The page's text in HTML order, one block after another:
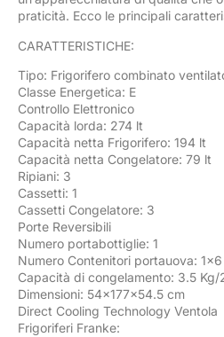
praticità. Ecco le principali
CARATTERISTICHE:
Tipo: Frigorifero combinato
Classe Energetica: E
Controllo Elettronico
Capacità lorda: 274 lt
Capacità netta Frigorifero: 194 lt
Capacità netta Congelatore: 79 lt
Ripiani: 3
Cassetti: 1
Cassetti Congelatore: 3
Porte Reversibili
Numero portabottiglie: 1
Numero Contenitori portauova: 1×6
Capacità di congelamento: 3.5 Kg/
Dimensioni: 54x177x54.5 cm
Direct Cooling Technology Ventola
Frigoriferi Franke: